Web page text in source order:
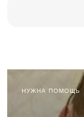
НУЖНА ПОМОЩЬ